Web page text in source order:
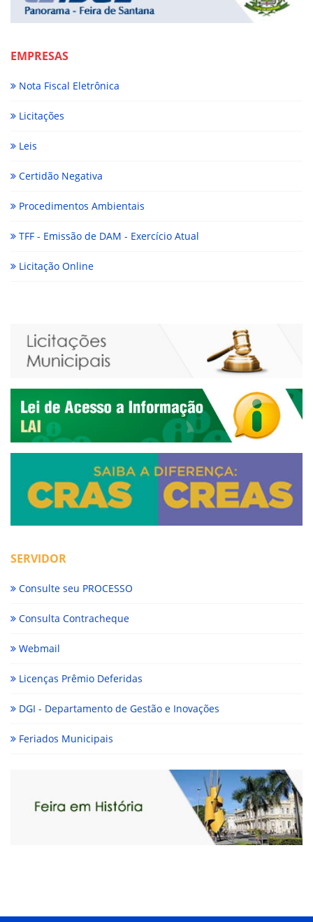
EMPRESAS
Nota Fiscal Eletrônica
Licitações
Leis
Certidão Negativa
Procedimentos Ambientais
TFF - Emissão de DAM - Exercício Atual
Licitação Online
SERVIDOR
Consulte seu PROCESSO
Consulta Contracheque
Webmail
Licenças Prêmio Deferidas
DGI - Departamento de Gestão e Inovações
Feriados Municipais